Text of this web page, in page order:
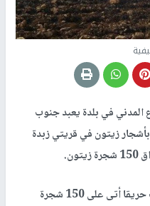
في بلدة يعبد جنوب
زيتون في قريتي زبدة
وبين الدفاع المدني أن طواقمه أخمدت حريقا أتى على 150 شجرة